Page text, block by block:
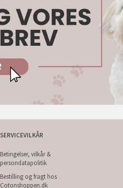
SERVICEVILKÅR
Betingelser, vilkår &
persondatapolitik
Bestilling og fragt hos
Cotonshoppen.dk